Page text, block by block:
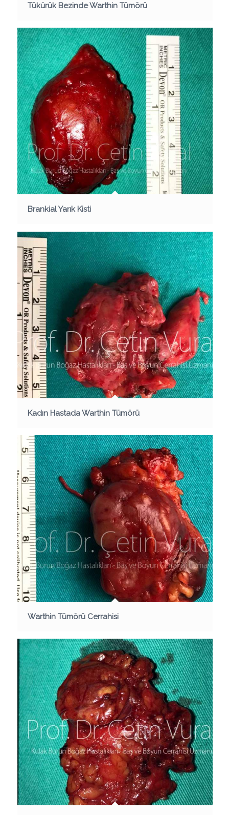
Tükürük Bezinde Warthin Tümörü
Brankial Yarık Kisti
Kadın Hastada Warthin Tümörü
Warthin Tümörü Cerrahisi